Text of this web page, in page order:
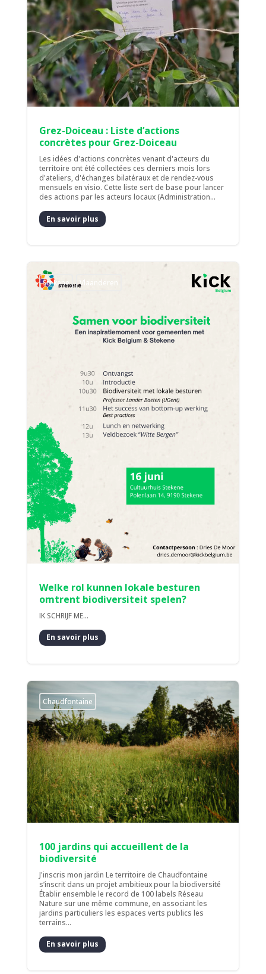
Grez-Doiceau : Liste d’actions
concrètes pour Grez-Doiceau
Les idées d'actions concrètes venant d'acteurs du
territoire ont été collectées ces derniers mois lors
d'ateliers, d'échanges bilatéraux et de rendez-vous
mensuels en visio. Cette liste sert de base pour lancer
des actions par les acteurs locaux (Administration...
En savoir plus
Stekene Vlaanderen
Welke rol kunnen lokale besturen
omtrent biodiversiteit spelen?
IK SCHRIJF ME...
En savoir plus
Chaudfontaine
100 jardins qui accueillent de la
biodiversité
J'inscris mon jardin Le territoire de Chaudfontaine
s’inscrit dans un projet ambitieux pour la biodiversité
Établir ensemble le record de 100 labels Réseau
Nature sur une même commune, en associant les
jardins particuliers les espaces verts publics les
terrains...
En savoir plus